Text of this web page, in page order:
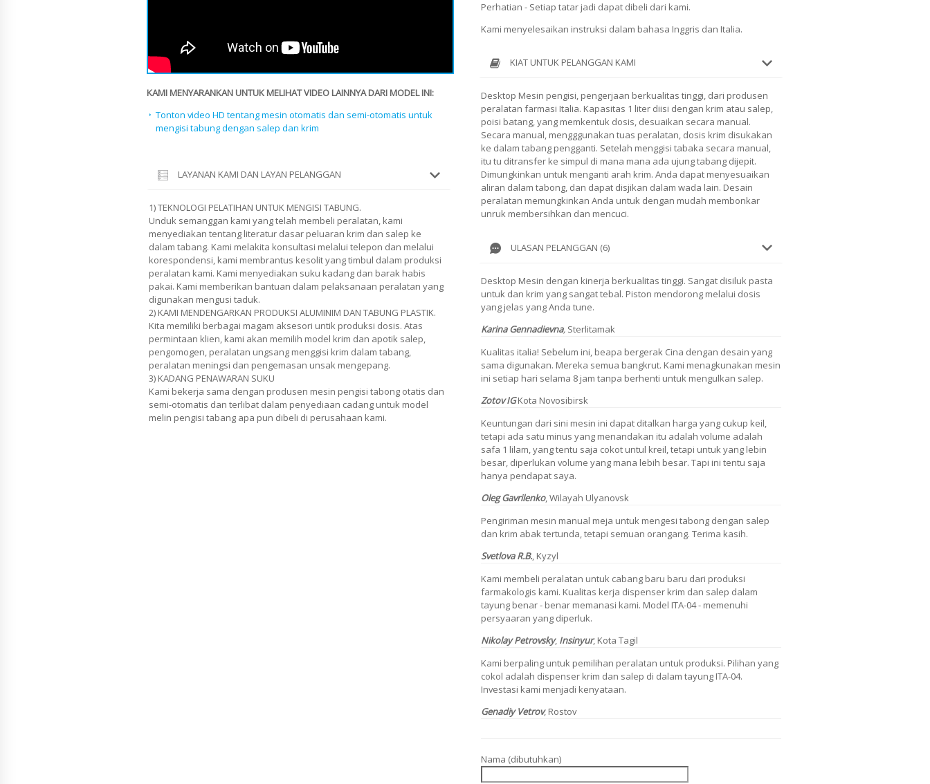
KAMI MENYARANKAN UNTUK MELIHAT VIDEO LAINNYA DARI MODEL INI:
Tonton video HD tentang mesin otomatis dan semi-otomatis untuk
mengisi tabung dengan salep dan krim
LAYANAN KAMI DAN LAYAN PELANGGAN
1) TEKNOLOGI PELATIHAN UNTUK MENGISI TABUNG.
Unduk semanggan kami yang telah membeli peralatan, kami
menyediakan tentang literatur dasar peluaran krim dan salep ke
dalam tabang. Kami melakita konsultasi melalui telepon dan melalui
korespondensi, kami membrantus kesolit yang timbul dalam produksi
peralatan kami. Kami menyediakan suku kadang dan barak habis
pakai. Kami memberikan bantuan dalam pelaksanaan peralatan yang
digunakan mengusi taduk.
2) KAMI MENDENGARKAN PRODUKSI ALUMINIM DAN TABUNG PLASTIK.
Kita memiliki berbagai magam aksesori untik produksi dosis. Atas
permintaan klien, kami akan memilih model krim dan apotik salep,
pengomogen, peralatan ungsang menggisi krim dalam tabang,
peralatan meningsi dan pengemasan unsak mengepang.
3) KADANG PENAWARAN SUKU
Kami bekerja sama dengan produsen mesin pengisi tabong otatis dan
semi-otomatis dan terlibat dalam penyediaan cadang untuk model
melin pengisi tabang apa pun dibeli di perusahaan kami.
Perhatian - Setiap tatar jadi dapat dibeli dari kami.
Kami menyelesaikan instruksi dalam bahasa Inggris dan Italia.
KIAT UNTUK PELANGGAN KAMI
Desktop Mesin pengisi, pengerjaan berkualitas tinggi, dari produsen
peralatan farmasi Italia. Kapasitas 1 liter diisi dengan krim atau salep,
poisi batang, yang memkentuk dosis, desuaikan secara manual.
Secara manual, mengggunakan tuas peralatan, dosis krim disukakan
ke dalam tabang pengganti. Setelah menggisi tabaka secara manual,
itu tu ditransfer ke simpul di mana mana ada ujung tabang dijepit.
Dimungkinkan untuk menganti arah krim. Anda dapat menyesuaikan
aliran dalam tabong, dan dapat disjikan dalam wada lain. Desain
peralatan memungkinkan Anda untuk dengan mudah membonkar
unruk membersihkan dan mencuci.
ULASAN PELANGGAN (6)
Desktop Mesin dengan kinerja berkualitas tinggi. Sangat disiluk pasta
untuk dan krim yang sangat tebal. Piston mendorong melalui dosis
yang jelas yang Anda tune.
Karina Gennadievna, Sterlitamak
Kualitas italia! Sebelum ini, beapa bergerak Cina dengan desain yang
sama digunakan. Mereka semua bangkrut. Kami menagkunakan mesin
ini setiap hari selama 8 jam tanpa berhenti untuk mengulkan salep.
Zotov IG Kota Novosibirsk
Keuntungan dari sini mesin ini dapat ditalkan harga yang cukup keil,
tetapi ada satu minus yang menandakan itu adalah volume adalah
safa 1 lilam, yang tentu saja cokot untul kreil, tetapi untuk yang lebin
besar, diperlukan volume yang mana lebih besar. Tapi ini tentu saja
hanya pendapat saya.
Oleg Gavrilenko,Wilayah Ulyanovsk
Pengiriman mesin manual meja untuk mengesi tabong dengan salep
dan krim abak tertunda, tetapi semuan orangang. Terima kasih.
SvetlovaR.B., Kyzyl
Kami membeli peralatan untuk cabang baru baru dari produksi
farmakologis kami. Kualitas kerja dispenser krim dan salep dalam
tayung benar - benar memanasi kami. Model ITA-04 - memenuhi
persyaaran yang diperluk.
Nikolay Petrovsky, Insinyur, Kota Tagil
Kami berpaling untuk pemilihan peralatan untuk produksi. Pilihan yang
cokol adalah dispenser krim dan salep di dalam tayung ITA-04.
Investasi kami menjadi kenyataan.
Genadiy Vetrov, Rostov
Nama (dibutuhkan)